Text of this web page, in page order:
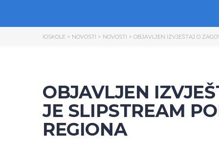
IOSKOLE > NOVOSTI > NOVOSTI > OBJAVLJEN IZVJEŠTAJ O
OBJAVLJEN
JE SLIPSTREAM
REGIONA